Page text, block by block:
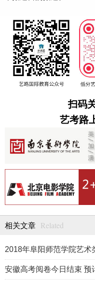
扫码
艺考路
相关文章 Related
2018年阜阳师范学院艺术
安徽高考阅卷今日结束 预